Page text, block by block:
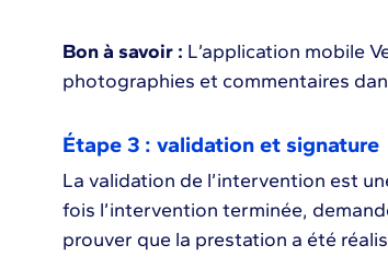
Bon à savoir : L’application mobile
photographies et commentaires
Étape 3 : validation et signature
La validation de l’intervention est
fois l’intervention terminée,
prouver que la prestation a été